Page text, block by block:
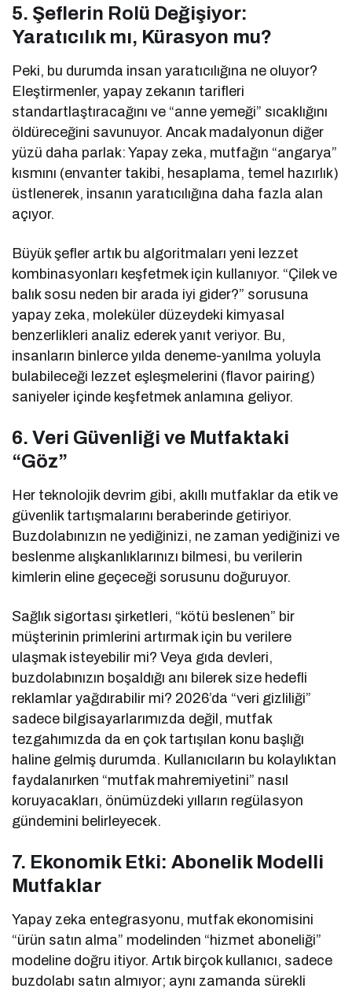
5. Şeflerin Rolü Değişiyor:
Yaratıcılık mı, Kürasyon mu?
Peki, bu durumda insan yaratıcılığına ne oluyor?
Eleştirmenler, yapay zekanın tarifleri
standartlaştıracağını ve “anne yemeği” sıcaklığını
öldüreceğini savunuyor. Ancak madalyonun diğer
yüzü daha parlak: Yapay zeka, mutfağın “angarya”
kısmını (envanter takibi, hesaplama, temel hazırlık)
üstlenerek, insanın yaratıcılığına daha fazla alan
açıyor.
Büyük şefler artık bu algoritmaları yeni lezzet
kombinasyonları keşfetmek için kullanıyor. “Çilek ve
balık sosu neden bir arada iyi gider?” sorusuna
yapay zeka, moleküler düzeydeki kimyasal
benzerlikleri analiz ederek yanıt veriyor. Bu,
insanların binlerce yılda deneme-yanılma yoluyla
bulabileceği lezzet eşleşmelerini (flavor pairing)
saniyeler içinde keşfetmek anlamına geliyor.
6. Veri Güvenliği ve Mutfaktaki
“Göz”
Her teknolojik devrim gibi, akıllı mutfaklar da etik ve
güvenlik tartışmalarını beraberinde getiriyor.
Buzdolabınızın ne yediğinizi, ne zaman yediğinizi ve
beslenme alışkanlıklarınızı bilmesi, bu verilerin
kimlerin eline geçeceği sorusunu doğuruyor.
Sağlık sigortası şirketleri, “kötü beslenen” bir
müşterinin primlerini artırmak için bu verilere
ulaşmak isteyebilir mi? Veya gıda devleri,
buzdolabınızın boşaldığı anı bilerek size hedefli
reklamlar yağdırabilir mi? 2026’da “veri gizliliği”
sadece bilgisayarlarımızda değil, mutfak
tezgahımızda da en çok tartışılan konu başlığı
haline gelmiş durumda. Kullanıcıların bu kolaylıktan
faydalanırken “mutfak mahremiyetini” nasıl
koruyacakları, önümüzdeki yılların regülasyon
gündemini belirleyecek.
7. Ekonomik Etki: Abonelik Modelli
Mutfaklar
Yapay zeka entegrasyonu, mutfak ekonomisini
“ürün satın alma” modelinden “hizmet aboneliği”
modeline doğru itiyor. Artık birçok kullanıcı, sadece
buzdolabı satın almıyor; aynı zamanda sürekli